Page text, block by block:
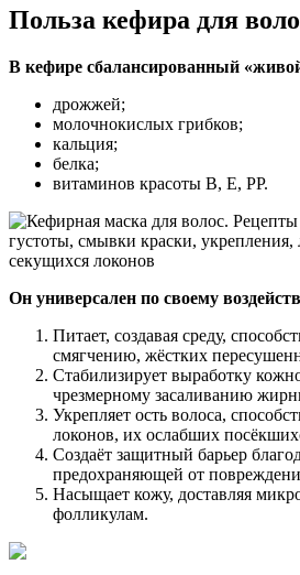
Польза кефира для
В кефире сбалансированный
дрожжей;
молочнокислых грибков;
кальция;
белка;
витаминов красоты В, Е, РР.
Он универсален по своему
Питает, создавая среду,
смягчению, жёстких
Стабилизирует выработку
чрезмерному засаливанию
Укрепляет ость волоса,
локонов, их ослабших
Создаёт защитный барьер
предохраняющей от
Насыщает кожу, доставляя
фолликулам.